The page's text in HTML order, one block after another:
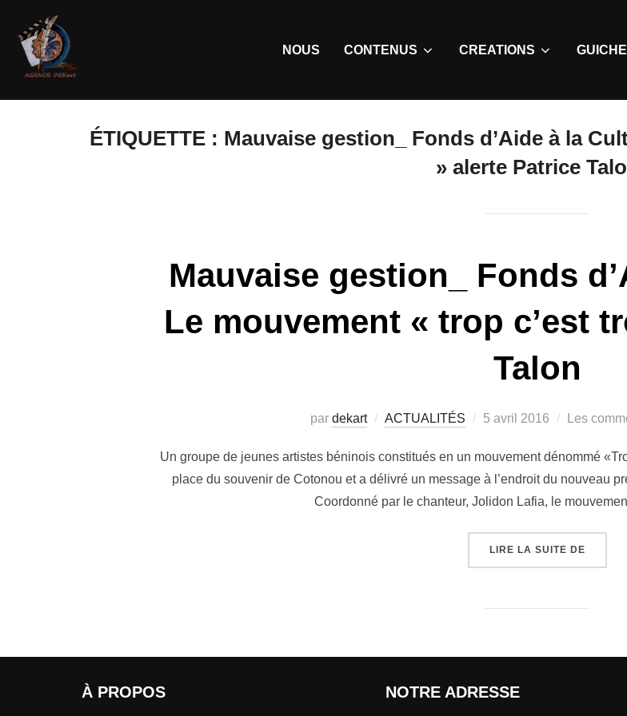
NOUS CONTENUS CREATIONS
ÉTIQUETTE : Mauvaise gestion_ Fonds d’Aide à la
» alerte Patrice
Mauvaise gestion_ Fonds
Le mouvement « trop c’est
Talon
par dekart ACTUALITÉS 5 avril 2016 Les
Un groupe de jeunes artistes béninois constitués en un mouvement dénommé
place du souvenir de Cotonou et a délivré un message à l’endroit du nouveau
Coordonné par le chanteur, Jolidon Lafia, le
LIRE LA SUITE DE
À PROPOS NOTRE ADRESSE